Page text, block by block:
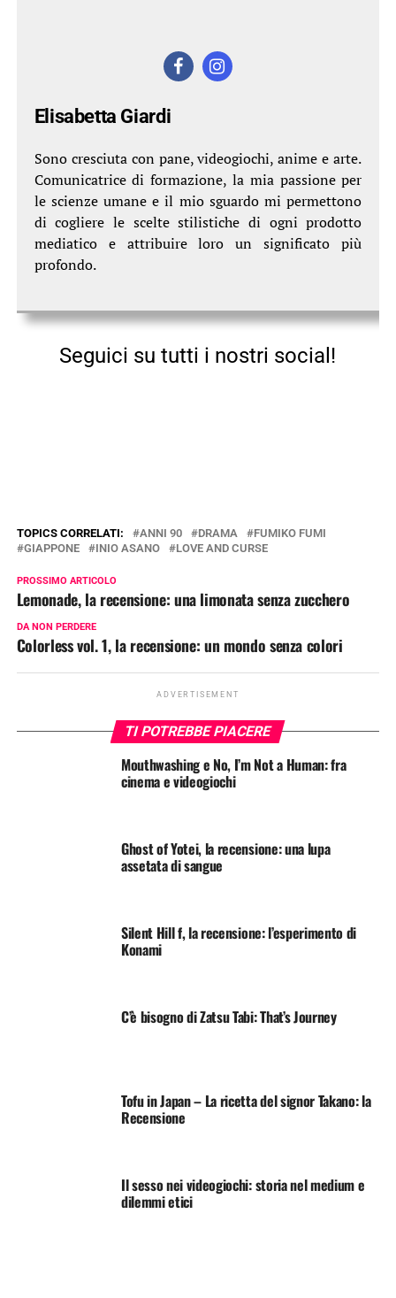
Elisabetta Giardi
Sono cresciuta con pane, videogiochi, anime e arte.
Comunicatrice di formazione, la mia passione per
le scienze umane e il mio sguardo mi permettono
di cogliere le scelte stilistiche di ogni prodotto
mediatico e attribuire loro un significato più
profondo.
Seguici su tutti i nostri social!
TOPICS CORRELATI: ANNI 90 DRAMA
FUMIKO FUMI
GIAPPONE
INIO ASANO LOVE AND CURSE
PROSSIMO ARTICOLO
Lemonade, la recensione: una limonata senza zucchero
DA NON PERDERE
Colorless vol. 1, la recensione: un mondo senza colori
ADVERTISEMENT
TI POTREBBE PIACERE
Mouthwashing e No, I’m Not a Human: fra
cinema e videogiochi
Ghost of Yotei, la recensione: una lupa
assetata di sangue
Silent Hill f, la recensione: l’esperimento di
Konami
C’è bisogno di Zatsu Tabi: That’s Journey
Tofu in Japan – La ricetta del signor Takano: la
Recensione
Il sesso nei videogiochi: storia nel medium e
dilemmi etici